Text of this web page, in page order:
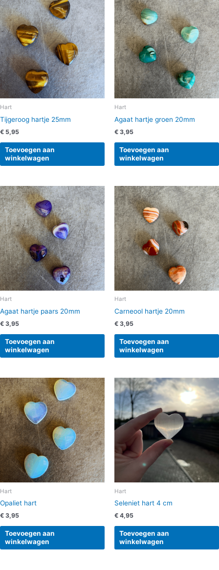
Hart
Tijgeroog hartje 25mm
€ 5,95
Toevoegen aan
winkelwagen
Hart
Agaat hartje groen 20mm
€ 3,95
Toevoegen aan
winkelwagen
Hart
Agaat hartje paars 20mm
€ 3,95
Toevoegen aan
winkelwagen
Hart
Carneool hartje 20mm
€ 3,95
Toevoegen aan
winkelwagen
Hart
Opaliet hart
€ 3,95
Toevoegen aan
winkelwagen
Hart
Seleniet hart 4 cm
€ 4,95
Toevoegen aan
winkelwagen